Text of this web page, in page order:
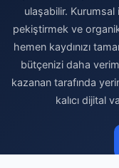
ulaşabilir. Kurumsal
pekiştirmek ve
hemen kaydınızı
bütçenizi daha
kazanan tarafında
kalıcı dijital